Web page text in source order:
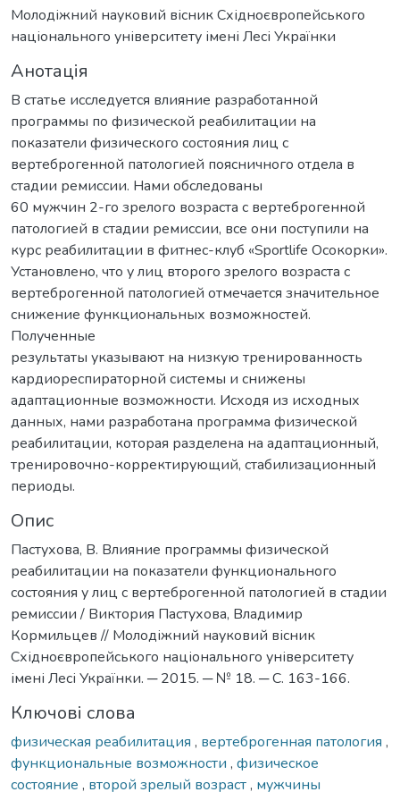
Молодіжний науковий вісник Східноєвропейського
національного університету імені Лесі Українки
Анотація
В статье исследуется влияние разработанной
программы по физической реабилитации на
показатели физического состояния лиц с
вертеброгенной патологией поясничного отдела в
стадии ремиссии. Нами обследованы
60 мужчин 2-го зрелого возраста с вертеброгенной
патологией в стадии ремиссии, все они поступили на
курс реабилитации в фитнес-клуб «Sportlife Осокорки».
Установлено, что у лиц второго зрелого возраста с
вертеброгенной патологией отмечается значительное
снижение функциональных возможностей.
Полученные
результаты указывают на низкую тренированность
кардиореспираторной системы и снижены
адаптационные возможности. Исходя из исходных
данных, нами разработана программа физической
реабилитации, которая разделена на адаптационный,
тренировочно-корректирующий, стабилизационный
периоды.
Опис
Пастухова, В. Влияние программы физической
реабилитации на показатели функционального
состояния у лиц с вертеброгенной патологией в стадии
ремиссии / Виктория Пастухова, Владимир
Кормильцев // Молодіжний науковий вісник
Східноєвропейського національного університету
імені Лесі Українки. ─ 2015. ─ № 18. ─ С. 163-166.
Ключові слова
физическая реабилитация , вертеброгенная патология ,
функциональные возможности , физическое
состояние , второй зрелый возраст, мужчины